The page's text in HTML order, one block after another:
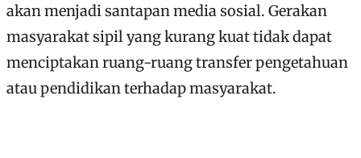
akan menjadi santapan media sosial. Gerakan
masyarakat sipil yang kurang kuat tidak dapat
menciptakan ruang-ruang transfer pengetahuan
atau pendidikan terhadap masyarakat.